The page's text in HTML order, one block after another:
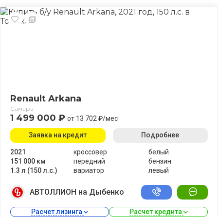
Renault Arkana
Самара
1 499 000 ₽ от 13 702 ₽/мес
2021
151 000 км
1.3 л (150 л.с.)
кроссовер
передний
вариатор
белый
бензин
левый
Заявка на кредит Подробнее
АВТОЛЛИОН на Дыбенко
Расчет лизинга Расчет кредита